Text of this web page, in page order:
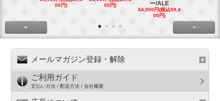
00円)
00円)
ー/ALE
54,000円(税込59,4
00円)
< >
メールマガジン登録・解除
ご利用ガイド
支払い方法 / 配送方法 / 会社概要